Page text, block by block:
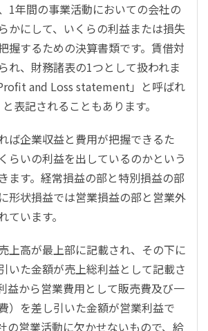
1年間の事業活動においての会社の
かにして、いくらの利益または損失
握するための決算書類です。賃借対
れ、財務諸表の1つとして扱われま
and Loss statement」と呼ばれ
表記されることもあります。
ば企業収益と費用が把握できるた
らいの利益を出しているのかという
ます。経常損益の部と特別損益の部
形状損益では営業損益の部と営業外
います。
上高が最上部に記載され、その下に
いた金額が売上総利益として記載さ
益から営業費用として販売費及び一
）を差し引いた金額が営業利益で
の営業活動に欠かせないもので、給